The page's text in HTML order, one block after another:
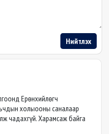
Нийтлэх
Ерөнхийлөгч
холыооны саналаар
чадахгүй. Харамсаж байга